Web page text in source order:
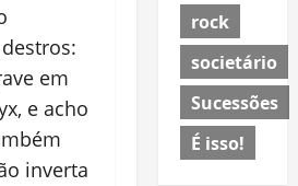
em
e acho
inverta
rock
societário
Sucessões
É isso!